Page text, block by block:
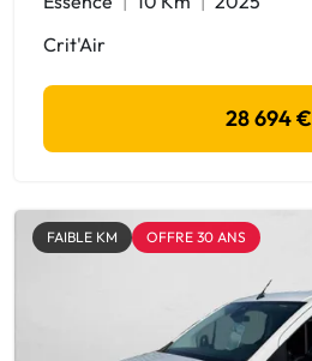
Crit'Air
28 694 €
FAIBLE KM OFFRE 30 ANS